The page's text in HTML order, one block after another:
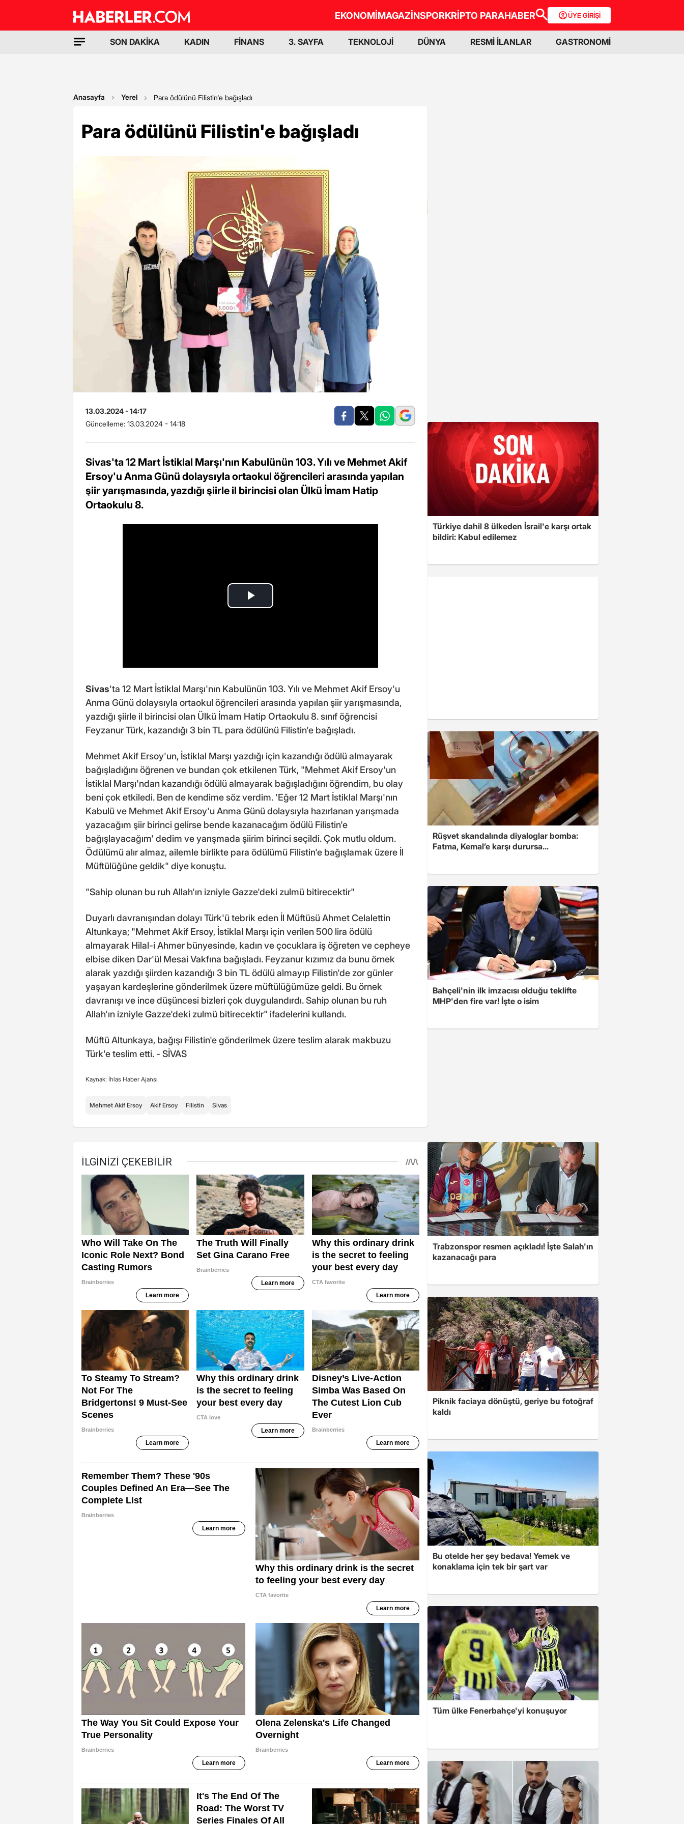
EKONOMİMAGAZİNSPORKRİPTO PARAHABER ÜYE GİRİŞİ
SON DAKİKA KADIN FİNANS 3. SAYFA TEKNOLOJİ DÜNYA RESMİ İLANLAR GASTRONOMİ
Anasayfa Yerel Para ödülünü Filistin'e bağışladı
Para ödülünü Filistin'e bağışladı
13.03.2024 - 14:17
Güncelleme: 13.03.2024 - 14:18
Sivas'ta 12 Mart İstiklal Marşı'nın Kabulünün 103. Yılı ve Mehmet Akif
Ersoy'u Anma Günü dolaysıyla ortaokul öğrencileri arasında yapılan
şiir yarışmasında, yazdığı şiirle il birincisi olan Ülkü İmam Hatip
Ortaokulu 8.
Sivas'ta 12 Mart İstiklal Marşı'nın Kabulünün 103. Yılı ve Mehmet Akif Ersoy'u
Anma Günü dolaysıyla ortaokul öğrencileri arasında yapılan şiir yarışmasında,
yazdığı şiirle il birincisi olan Ülkü İmam Hatip Ortaokulu 8. sınıf öğrencisi
Feyzanur Türk, kazandığı 3 bin TL para ödülünü Filistin'e bağışladı.
Mehmet Akif Ersoy'un, İstiklal Marşı yazdığı için kazandığı ödülü almayarak
bağışladığını öğrenen ve bundan çok etkilenen Türk, "Mehmet Akif Ersoy'un
İstiklal Marşı'ndan kazandığı ödülü almayarak bağışladığını öğrendim, bu olay
beni çok etkiledi. Ben de kendime söz verdim. 'Eğer 12 Mart İstiklal Marşı'nın
Kabulü ve Mehmet Akif Ersoy'u Anma Günü dolaysıyla hazırlanan yarışmada
yazacağım şiir birinci gelirse bende kazanacağım ödülü Filistin'e
bağışlayacağım' dedim ve yarışmada şiirim birinci seçildi. Çok mutlu oldum.
Ödülümü alır almaz, ailemle birlikte para ödülümü Filistin'e bağışlamak üzere İl
Müftülüğüne geldik" diye konuştu.
"Sahip olunan bu ruh Allah'ın izniyle Gazze'deki zulmü bitirecektir"
Duyarlı davranışından dolayı Türk'ü tebrik eden İl Müftüsü Ahmet Celalettin
Altunkaya; "Mehmet Akif Ersoy, İstiklal Marşı için verilen 500 lira ödülü
almayarak Hilal-i Ahmer bünyesinde, kadın ve çocuklara iş öğreten ve cepheye
elbise diken Dar'ül Mesai Vakfına bağışladı. Feyzanur kızımız da bunu örnek
alarak yazdığı şiirden kazandığı 3 bin TL ödülü almayıp Filistin'de zor günler
yaşayan kardeşlerine gönderilmek üzere müftülüğümüze geldi. Bu örnek
davranışı ve ince düşüncesi bizleri çok duygulandırdı. Sahip olunan bu ruh
Allah'ın izniyle Gazze'deki zulmü bitirecektir" ifadelerini kullandı.
Müftü Altunkaya, bağışı Filistin'e gönderilmek üzere teslim alarak makbuzu
Türk'e teslim etti. - SİVAS
Kaynak: İhlas Haber Ajansı
Mehmet Akif Ersoy Akif Ersoy Filistin Sivas
Türkiye dahil 8 ülkeden İsrail'e karşı ortak
bildiri: Kabul edilemez
Rüşvet skandalında diyaloglar bomba:
Fatma, Kemal’e karşı durursa...
Bahçeli'nin ilk imzacısı olduğu teklifte
MHP'den fire var! İşte o isim
Trabzonspor resmen açıkladı! İşte Salah'ın
kazanacağı para
Piknik faciaya dönüştü, geriye bu fotoğraf
kaldı
Bu otelde her şey bedava! Yemek ve
konaklama için tek bir şart var
Tüm ülke Fenerbahçe'yi konuşuyor